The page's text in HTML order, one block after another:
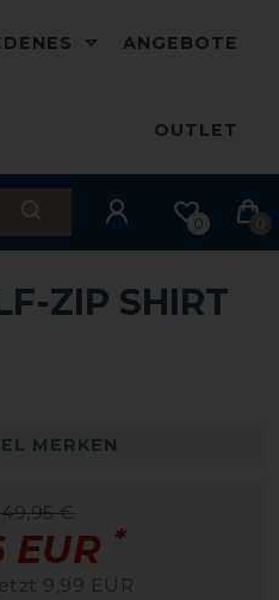
ANGEBOTE
OUTLET
0 0
ZIP SHIRT
MERKEN
€
EUR *
9,99 EUR